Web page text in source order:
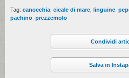
Tag: canocchia cicale di mare linguine
pachino prezzemolo
Condividi
Salva in